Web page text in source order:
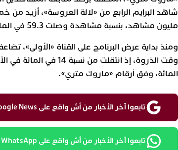
شاهد البرايم الرابع من «لالة العروسة»، أزيد
مليون مشاهد، بنسبة مشاهدة وصلت 59.3 في المائة.
ومنذ بداية عرض البرنامج على القناة «الأولى»،
المائة، وفق أرقام «ماروك متري».
تابعوا آخر الأخبار من أش واقع على Google News
تابعوا آخر الأخبار من أش واقع على WhatsApp